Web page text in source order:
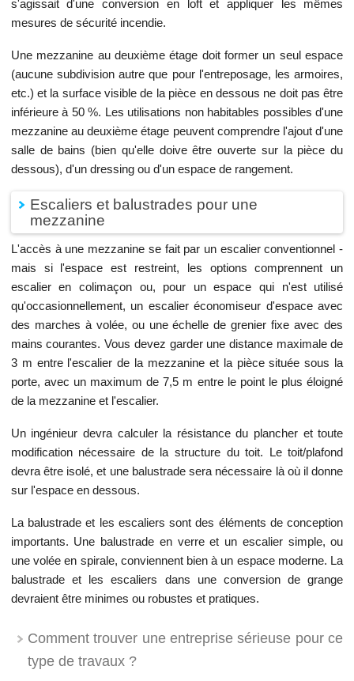
s'agissait d'une conversion en loft et appliquer les mêmes
mesures de sécurité incendie.
Une mezzanine au deuxième étage doit former un seul espace
(aucune subdivision autre que pour l'entreposage, les armoires,
etc.) et la surface visible de la pièce en dessous ne doit pas être
inférieure à 50 %. Les utilisations non habitables possibles d'une
mezzanine au deuxième étage peuvent comprendre l'ajout d'une
salle de bains (bien qu'elle doive être ouverte sur la pièce du
dessous), d'un dressing ou d'un espace de rangement.
Escaliers et balustrades pour une
mezzanine
L'accès à une mezzanine se fait par un escalier conventionnel -
mais si l'espace est restreint, les options comprennent un
escalier en colimaçon ou, pour un espace qui n'est utilisé
qu'occasionnellement, un escalier économiseur d'espace avec
des marches à volée, ou une échelle de grenier fixe avec des
mains courantes. Vous devez garder une distance maximale de
3 m entre l'escalier de la mezzanine et la pièce située sous la
porte, avec un maximum de 7,5 m entre le point le plus éloigné
de la mezzanine et l'escalier.
Un ingénieur devra calculer la résistance du plancher et toute
modification nécessaire de la structure du toit. Le toit/plafond
devra être isolé, et une balustrade sera nécessaire là où il donne
sur l'espace en dessous.
La balustrade et les escaliers sont des éléments de conception
importants. Une balustrade en verre et un escalier simple, ou
une volée en spirale, conviennent bien à un espace moderne. La
balustrade et les escaliers dans une conversion de grange
devraient être minimes ou robustes et pratiques.
Comment trouver une entreprise sérieuse pour ce
type de travaux ?